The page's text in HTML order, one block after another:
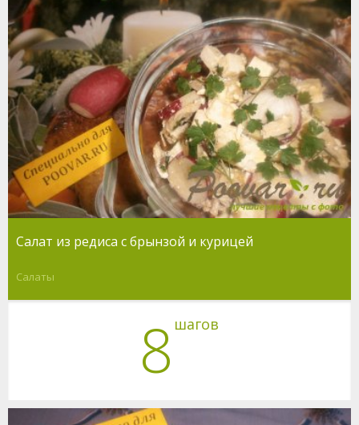
Салат из редиса с брынзой и курицей
Салаты
8 шагов